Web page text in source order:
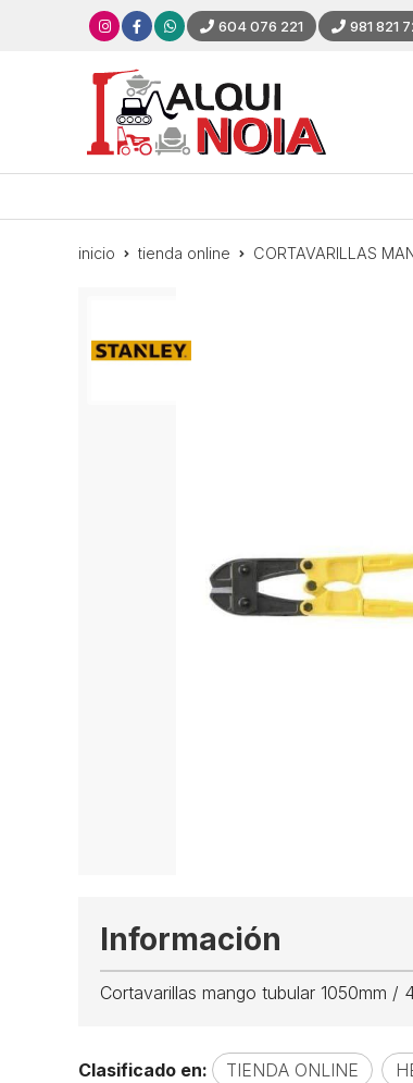
604 076 221 981 821
inicio tienda online CORTAVARILLAS
Información
Cortavarillas mango tubular 1050mm /
Clasificado en: TIENDA ONLINE